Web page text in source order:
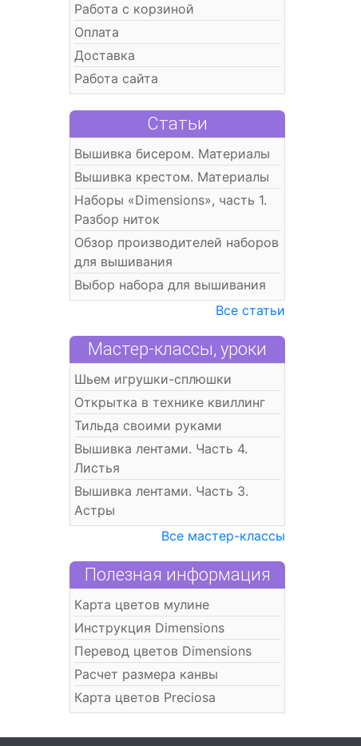
Работа с корзиной
Оплата
Доставка
Работа сайта
Статьи
Вышивка бисером. Материалы
Вышивка крестом. Материалы
Наборы «Dimensions», часть 1.
Разбор ниток
Обзор производителей наборов
для вышивания
Выбор набора для вышивания
Все статьи
Мастер-классы, уроки
Шьем игрушки-сплюшки
Открытка в технике квиллинг
Тильда своими руками
Вышивка лентами. Часть 4.
Листья
Вышивка лентами. Часть 3.
Астры
Все мастер-классы
Полезная информация
Карта цветов мулине
Инструкция Dimensions
Перевод цветов Dimensions
Расчет размера канвы
Карта цветов Preciosa